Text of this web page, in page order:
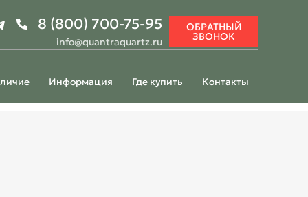
8 (800) 700-75-95
info@quantraquartz.ru
ОБРАТНЫЙ
ЗВОНОК
Информация Где купить Контакты